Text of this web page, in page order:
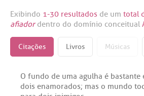
Exibindo 1-30 resultados de um total
afiadordentro do domínio conceitual
Citações Livros Músicas
O fundo de uma agulha é bastante
dois enamorados; mas o mundo